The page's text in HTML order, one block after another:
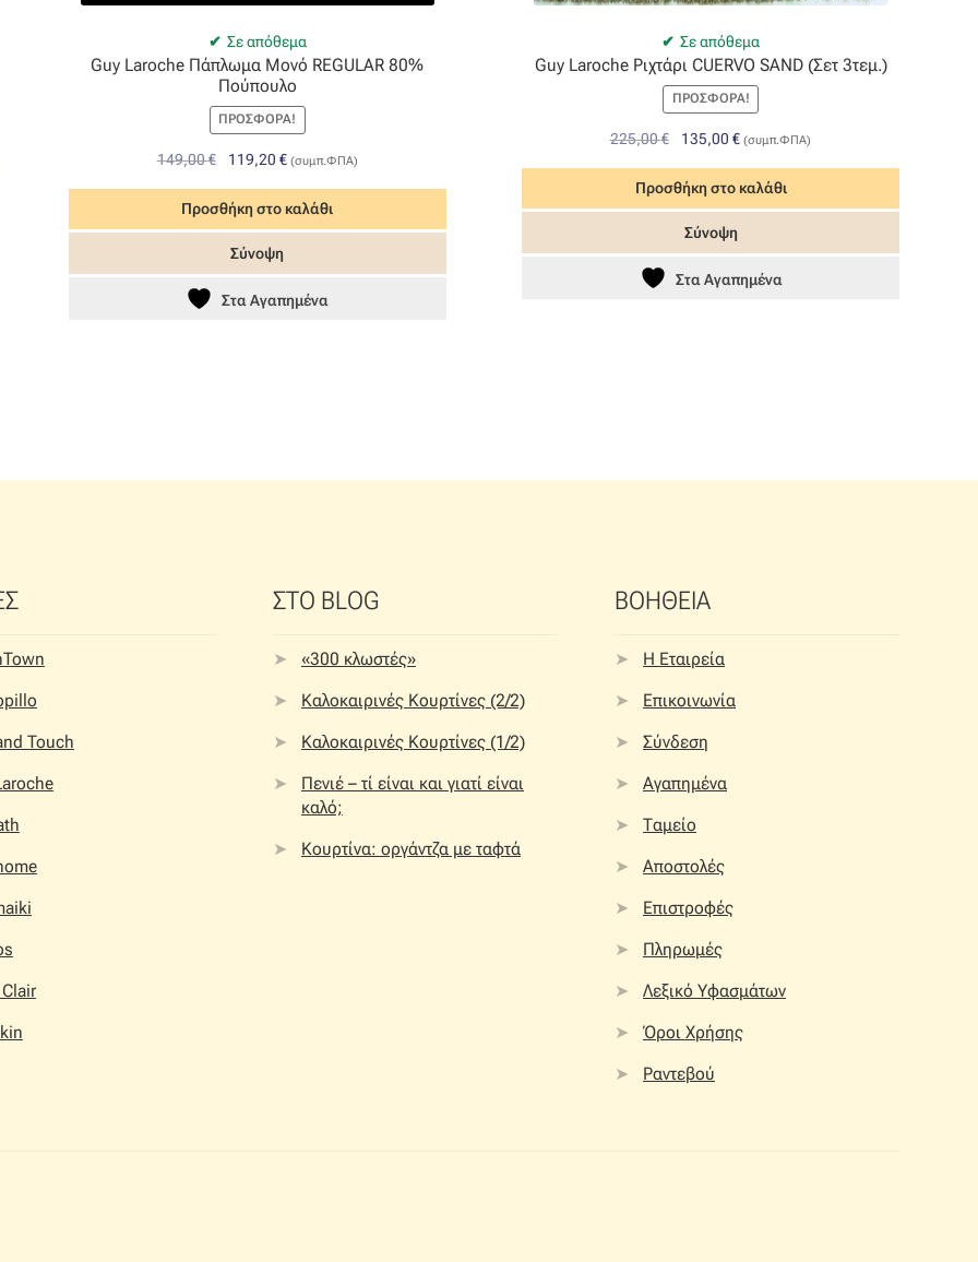
Σε απόθεμα
Guy Laroche Πάπλωμα Μονό REGULAR 80%
Πούπουλο
ΠΡΟΣΦΟΡΆ!
149,00€
Original
was:
149,00 €.
119,20€Η
τιμή
είναι:
(συμπ.ΦΠΑ)
Προσθήκη στο καλάθι
Σύνοψη
Στα Αγαπημένα
Σε απόθεμα
Guy Laroche Ριχτάρι CUERVO SAND (Σετ 3τεμ.)
ΠΡΟΣΦΟΡΆ!
225,00€
Original
was:
225,00 €.
135,00€Η
τιμή
είναι:
(συμπ.ΦΠΑ)
Προσθήκη στο καλάθι
Σύνοψη
Στα Αγαπημένα
Touch
ΣΤΟ BLOG
«300 κλωστές»
Καλοκαιρινές Κουρτίνες (2/2)
Καλοκαιρινές Κουρτίνες (1/2)
Πενιέ – τί είναι και γιατί είναι
καλό;
Κουρτίνα: οργάντζα με ταφτά
ΒΟΗΘΕΙΑ
Η Εταιρεία
Επικοινωνία
Σύνδεση
Αγαπημένα
Ταμείο
Αποστολές
Επιστροφές
Πληρωμές
Λεξικό Υφασμάτων
Όροι Χρήσης
Ραντεβού